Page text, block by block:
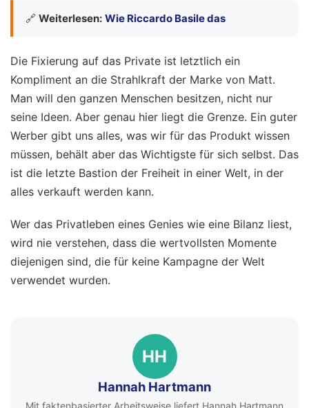
🔗 Weiterlesen: Wie Riccardo Basile das
Die Fixierung auf das Private ist letztlich ein
Kompliment an die Strahlkraft der Marke von Matt.
Man will den ganzen Menschen besitzen, nicht nur
seine Ideen. Aber genau hier liegt die Grenze. Ein guter
Werber gibt uns alles, was wir für das Produkt wissen
müssen, behält aber das Wichtigste für sich selbst. Das
ist die letzte Bastion der Freiheit in einer Welt, in der
alles verkauft werden kann.
Wer das Privatleben eines Genies wie eine Bilanz liest,
wird nie verstehen, dass die wertvollsten Momente
diejenigen sind, die für keine Kampagne der Welt
verwendet wurden.
HH
Hannah Hartmann
Mit faktenbasierter Arbeitsweise liefert Hannah Hartmann